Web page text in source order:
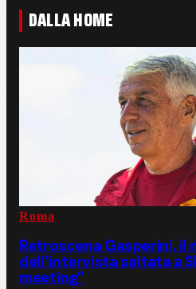
DALLA HOME
Roma
Retroscena Gasperini, il
dell’intervista saltata a
meeting”